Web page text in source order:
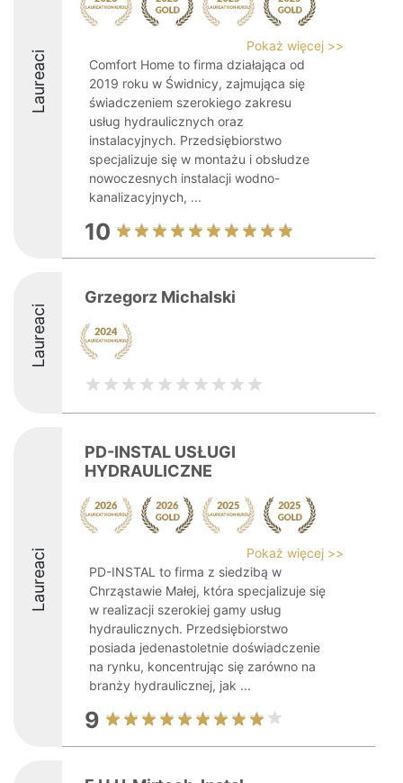
Laureaci
Pokaż więcej >>
Comfort Home to firma działająca od
2019 roku w Świdnicy, zajmująca się
świadczeniem szerokiego zakresu
usług hydraulicznych oraz
instalacyjnych. Przedsiębiorstwo
specjalizuje się w montażu i obsłudze
nowoczesnych instalacji wodno-
kanalizacyjnych, ...
10
Laureaci
Grzegorz Michalski
Laureaci
PD-INSTAL USŁUGI
HYDRAULICZNE
Pokaż więcej >>
PD-INSTAL to firma z siedzibą w
Chrząstawie Małej, która specjalizuje się
w realizacji szerokiej gamy usług
hydraulicznych. Przedsiębiorstwo
posiada jedenastoletnie doświadczenie
na rynku, koncentrując się zarówno na
branży hydraulicznej, jak ...
9